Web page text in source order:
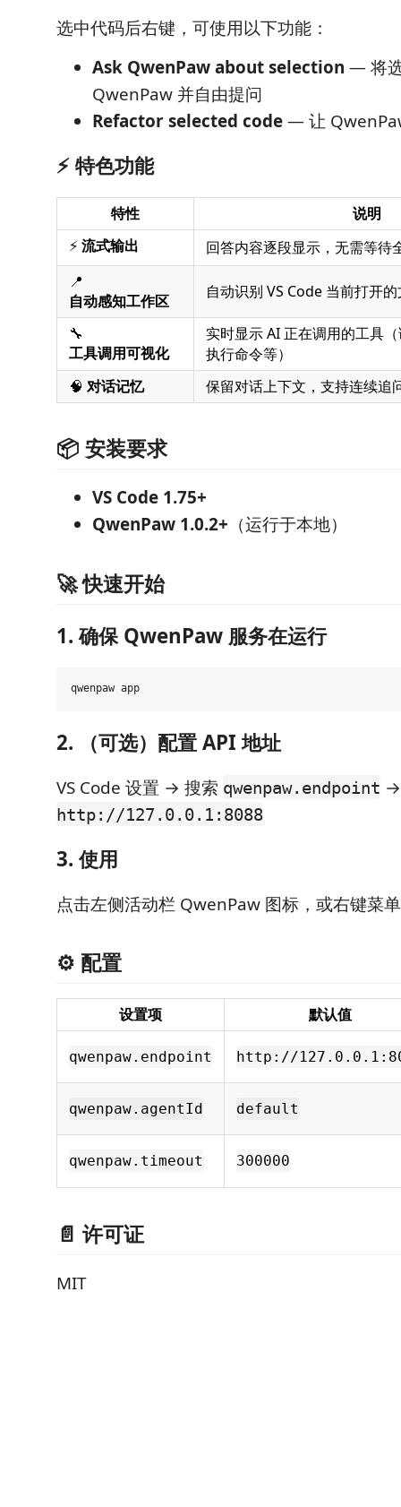
选中代码后右键，可使用以下功能：
Ask QwenPaw about selection — 将
QwenPaw 并自由提问
Refactor selected code— 让
⚡ 特色功能
特性
说明
⚡流式输出
回答内容逐段显示，无需等待
📍
自动感知工作区
自动识别 VS Code 当前打开
🔧
工具调用可视化
实时显示 AI 正在调用的工具
执行命令等）
🧠 对话记忆 保留对话上下文，支持连续追
📦 安装要求
VS Code 1.75+
QwenPaw 1.0.2+ （运行于本地）
🚀 快速开始
1. 确保 QwenPaw 服务在运行
2. （可选）配置 API 地址
VS Code 设置 → 搜索 qwenpaw.endpoint
http://127.0.0.1:8088
3. 使用
点击左侧活动栏 QwenPaw 图标，或右键菜
⚙️ 配置
设置项 默认值
qwenpaw.endpoint http://
qwenpaw.agentId default
qwenpaw.timeout 300000
📄 许可证
MIT